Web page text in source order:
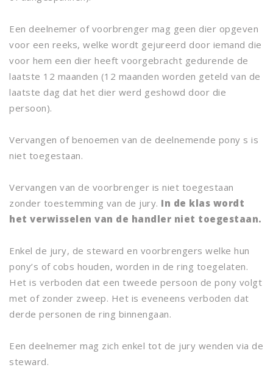
Een deelnemer of voorbrenger mag geen dier opgeven
voor een reeks, welke wordt gejureerd door iemand die
voor hem een dier heeft voorgebracht gedurende de
laatste 12 maanden (12 maanden worden geteld van de
laatste dag dat het dier werd geshowd door die
persoon).
Vervangen of benoemen van de deelnemende pony s is
niet toegestaan.
Vervangen van de voorbrenger is niet toegestaan
zonder toestemming van de jury. In de klas wordt
het verwisselen van de handler niet toegestaan.
Enkel de jury, de steward en voorbrengers welke hun
pony’s of cobs houden, worden in de ring toegelaten.
Het is verboden dat een tweede persoon de pony volgt
met of zonder zweep. Het is eveneens verboden dat
derde personen de ring binnengaan.
Een deelnemer mag zich enkel tot de jury wenden via de
steward.